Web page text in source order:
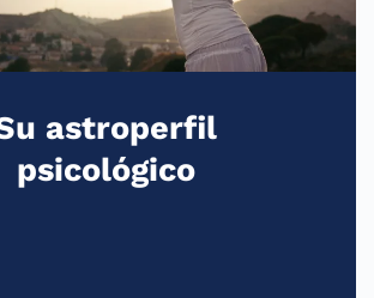
astroperfil
psicológico
la vida en su conjunto.
Ver más